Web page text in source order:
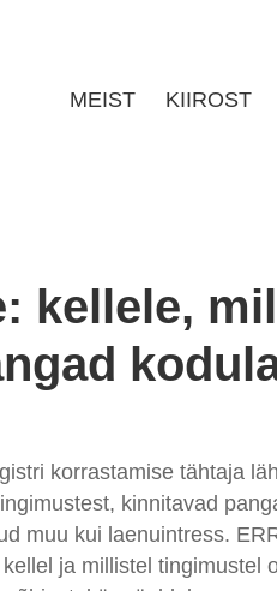
MEIST KIIROST
kellele,
korrastamise tähtaja
kinnitavad
muu kui laenuintress.
ja millistel tingimustel